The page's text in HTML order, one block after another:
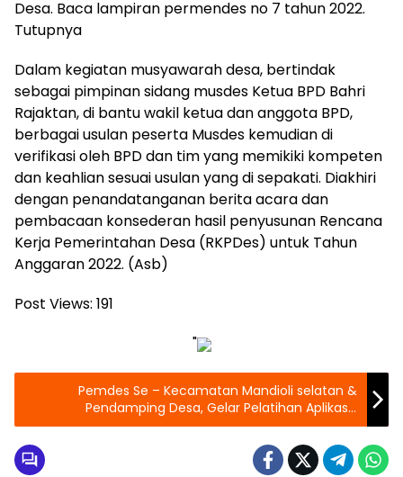
Desa. Baca lampiran permendes no 7 tahun 2022.
Tutupnya
Dalam kegiatan musyawarah desa, bertindak
sebagai pimpinan sidang musdes Ketua BPD Bahri
Rajaktan, di bantu wakil ketua dan anggota BPD,
berbagai usulan peserta Musdes kemudian di
verifikasi oleh BPD dan tim yang memikiki kompeten
dan keahlian sesuai usulan yang di sepakati. Diakhiri
dengan penandatanganan berita acara dan
pembacaan konsederan hasil penyusunan Rencana
Kerja Pemerintahan Desa (RKPDes) untuk Tahun
Anggaran 2022. (Asb)
Post Views: 191
"
Pemdes Se – Kecamatan Mandioli selatan &
Pendamping Desa, Gelar Pelatihan Aplikasi
eHWD dan Sosialisasi Stunting